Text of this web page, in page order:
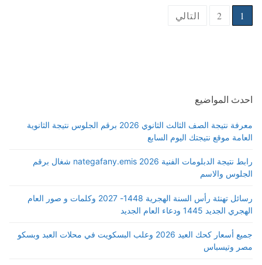
Posts
1
2 التالي
احدث المواضيع
معرفة نتيجة الصف الثالث الثانوي 2026 برقم الجلوس نتيجة الثانوية
العامة موقع نتيجتك اليوم السابع
رابط نتيجة الدبلومات الفنية 2026 nategafany.emis شغال برقم
الجلوس والاسم
رسائل تهنئة رأس السنة الهجرية 1448- 2027 وكلمات و صور العام
الهجري الجديد 1445 ودعاء العام الجديد
جميع أسعار كحك العيد 2026 وعلب البسكويت في محلات العبد وبسكو
مصر وتيسباس